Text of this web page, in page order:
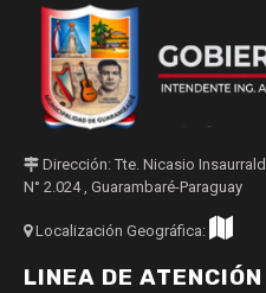
Dirección: Tte. Nicasio
N° 2.024 , Guarambaré-Paraguay
Localización Geográfica:
LINEA DE ATENCIÓN